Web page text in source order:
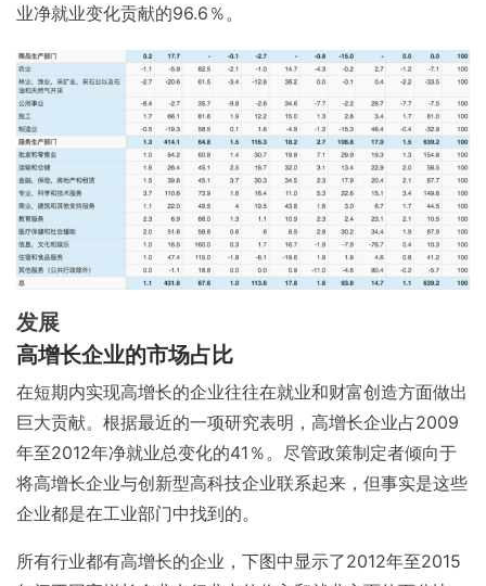
业净就业变化贡献的96.6％。
发展
高增长企业的市场占比
在短期内实现高增长的企业往往在就业和财富创造方面做出
巨大贡献。根据最近的一项研究表明，高增长企业占2009
年至2012年净就业总变化的41％。尽管政策制定者倾向于
将高增长企业与创新型高科技企业联系起来，但事实是这些
企业都是在工业部门中找到的。
所有行业都有高增长的企业，下图中显示了2012年至2015